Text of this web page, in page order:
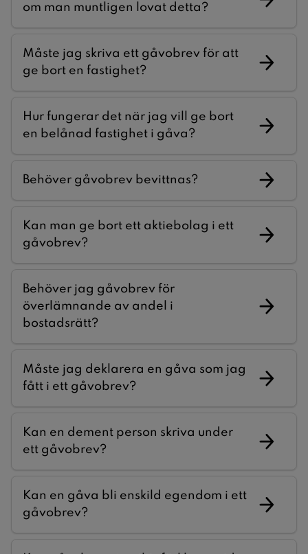
om man muntligen lovat detta?
Måste jag skriva ett gåvobrev för att
ge bort en fastighet?
Hur fungerar det när jag vill ge bort
en belånad fastighet i gåva?
Behöver gåvobrev bevittnas?
Kan man ge bort ett aktiebolag i ett
gåvobrev?
Behöver jag gåvobrev för
överlämnande av andel i
bostadsrätt?
Måste jag deklarera en gåva som jag
fått i ett gåvobrev?
Kan en dement person skriva under
ett gåvobrev?
Kan en gåva bli enskild egendom i ett
gåvobrev?